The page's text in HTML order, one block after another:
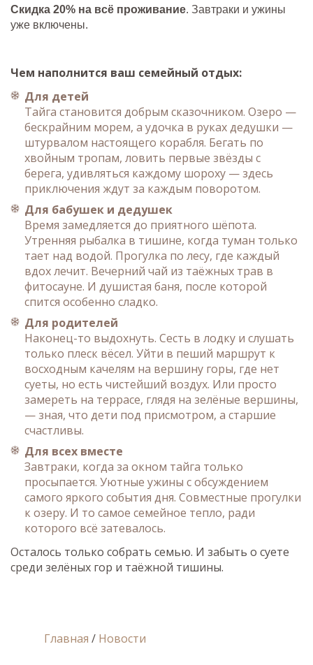
Скидка 20% на всё проживание. Завтраки и ужины
уже включены.
Чем наполнится ваш семейный отдых:
Для детей
Тайга становится добрым сказочником. Озеро —
бескрайним морем, а удочка в руках дедушки —
штурвалом настоящего корабля. Бегать по
хвойным тропам, ловить первые звёзды с
берега, удивляться каждому шороху — здесь
приключения ждут за каждым поворотом.
Для бабушек и дедушек
Время замедляется до приятного шёпота.
Утренняя рыбалка в тишине, когда туман только
тает над водой. Прогулка по лесу, где каждый
вдох лечит. Вечерний чай из таёжных трав в
фитосауне. И душистая баня, после которой
спится особенно сладко.
Для родителей
Наконец-то выдохнуть. Сесть в лодку и слушать
только плеск вёсел. Уйти в пеший маршрут к
восходным качелям на вершину горы, где нет
суеты, но есть чистейший воздух. Или просто
замереть на террасе, глядя на зелёные вершины,
— зная, что дети под присмотром, а старшие
счастливы.
Для всех вместе
Завтраки, когда за окном тайга только
просыпается. Уютные ужины с обсуждением
самого яркого события дня. Совместные прогулки
к озеру. И то самое семейное тепло, ради
которого всё затевалось.
Осталось только собрать семью. И забыть о суете
среди зелёных гор и таёжной тишины.
Главная / Новости